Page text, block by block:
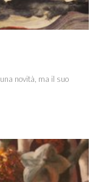
novità, ma il suo